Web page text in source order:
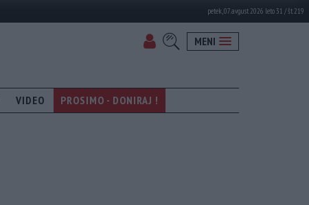
petek, 07. avgust 2026 leto 31 / št. 219
MENI
VIDEO PROSIMO - DONIRAJ !